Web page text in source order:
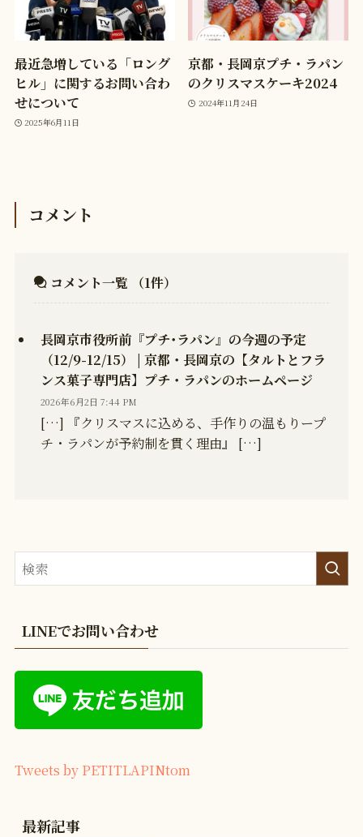
最近急増している「ロング
ヒル」に関するお問い合わ
せについて
2025年6月11日
京都・長岡京プチ・ラパン
のクリスマスケーキ2024
2024年11月24日
コメント
コメント一覧 （1件）
長岡京市役所前『プチ･ラパン』の今週の予定
（12/9-12/15） | 京都・長岡京の【タルトとフラ
ンス菓子専門店】プチ・ラパンのホームページ
2026年6月2日 7:44 PM
[…] 『クリスマスに込める、手作りの温もりープ
チ・ラパンが予約制を貫く理由』 […]
LINEでお問い合わせ
Tweets by PETITLAPINtom
最新記事